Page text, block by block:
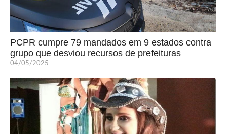
PCPR cumpre 79 mandados em 9 estados contra
grupo que desviou recursos de prefeituras
04/05/2025